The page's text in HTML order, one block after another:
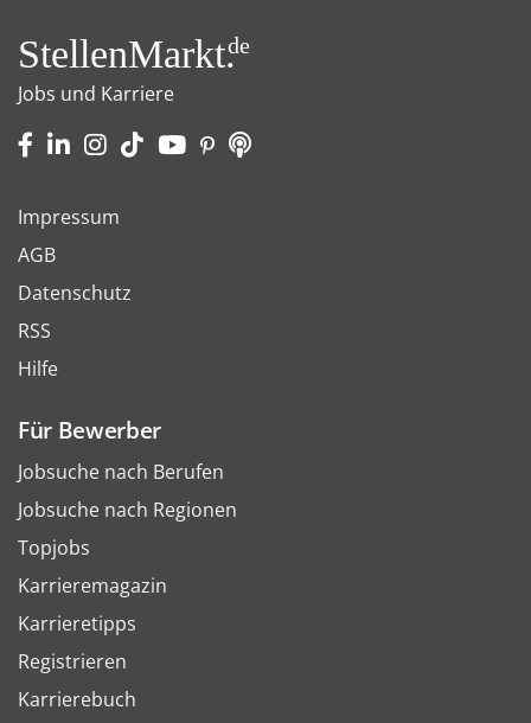
StellenMarkt.de
Jobs und Karriere
Impressum
AGB
Datenschutz
RSS
Hilfe
Für Bewerber
Jobsuche nach Berufen
Jobsuche nach Regionen
Topjobs
Karrieremagazin
Karrieretipps
Registrieren
Karrierebuch